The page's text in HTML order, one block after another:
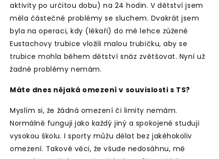
aktivity po určitou dobu) na 24 hodin. V dětství jsem
měla částečné problémy se sluchem. Dvakrát jsem
byla na operaci, kdy (lékaři) do mé lehce zúžené
Eustachovy trubice vložili malou trubičku, aby se
trubice mohla během dětství snáz zvětšovat. Nyní už
žadné problémy nemám.
Máte dnes nějaká omezení v souvislosti s TS?
Myslím si, že žádná omezení či limity nemám.
Normálně funguji jako každý jiný a spokojeně studuji
vysokou školu. I sporty můžu dělat bez jakéhokoliv
omezení. Takové věci, že všude nedosáhnu, mě